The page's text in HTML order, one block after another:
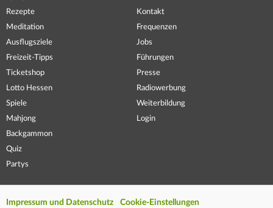
Rezepte
Meditation
Ausflugsziele
Freizeit-Tipps
Ticketshop
Lotto Hessen
Spiele
Mahjong
Backgammon
Quiz
Partys
Kontakt
Frequenzen
Jobs
Führungen
Presse
Radiowerbung
Weiterbildung
Login
Impressum und Datenschutz Cookie-Einstellungen